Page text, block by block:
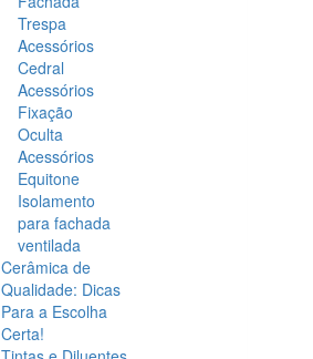
Trespa
Acessórios
Cedral
Acessórios
Fixação
Oculta
Acessórios
Equitone
Isolamento
para fachada
ventilada
Cerâmica de
Qualidade: Dicas
Para a Escolha
Certa!